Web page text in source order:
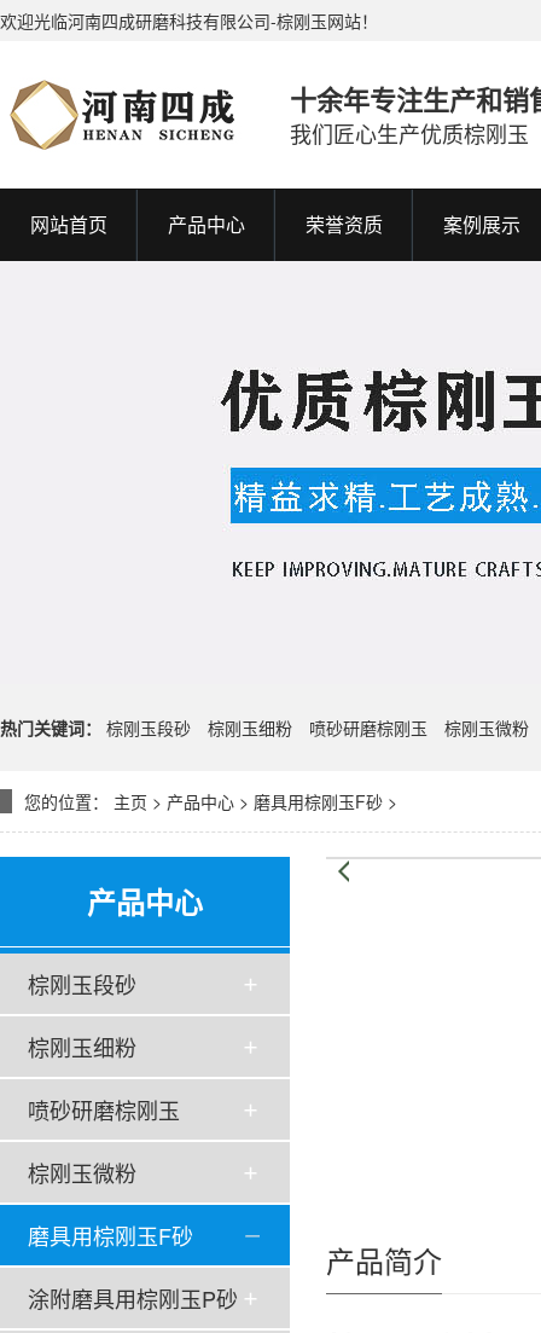
欢迎光临河南四成研磨科技有限公司-棕刚玉网站！
十余年专注生产和销
我们匠心生产优质棕刚玉
网站首页 产品中心 荣誉资质 案例展示
热门关键词： 棕刚玉段砂 棕刚玉细粉 喷砂研磨棕刚玉 棕刚玉微粉
您的位置： 主页 > 产品中心 > 磨具用棕刚玉F砂 >
产品中心
棕刚玉段砂
棕刚玉细粉
喷砂研磨棕刚玉
棕刚玉微粉
磨具用棕刚玉F砂
涂附磨具用棕刚玉P砂
产品简介